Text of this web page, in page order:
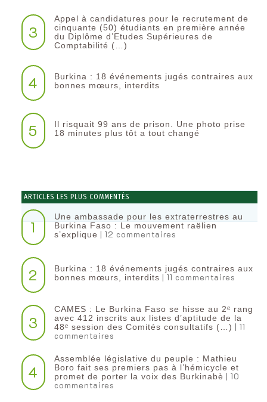
3
Appel à candidatures pour le recrutement de
cinquante (50) étudiants en première année
du Diplôme d’Etudes Supérieures de
Comptabilité (…)
4
Burkina : 18 événements jugés contraires aux
bonnes mœurs, interdits
5
Il risquait 99 ans de prison. Une photo prise
18 minutes plus tôt a tout changé
ARTICLES LES PLUS COMMENTÉS
1
Une ambassade pour les extraterrestres au
Burkina Faso : Le mouvement raëlien
s’explique | 12 commentaires
2
Burkina : 18 événements jugés contraires aux
bonnes mœurs, interdits | 11 commentaires
3
CAMES : Le Burkina Faso se hisse au 2ᵉ rang
avec 412 inscrits aux listes d’aptitude de la
48ᵉ session des Comités consultatifs (…) | 11
commentaires
4
Assemblée législative du peuple : Mathieu
Boro fait ses premiers pas à l’hémicycle et
promet de porter la voix des Burkinabè | 10
commentaires